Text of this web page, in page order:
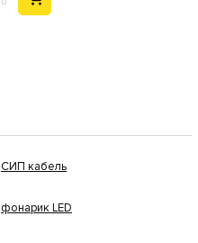
СИП кабель
фонарик LED